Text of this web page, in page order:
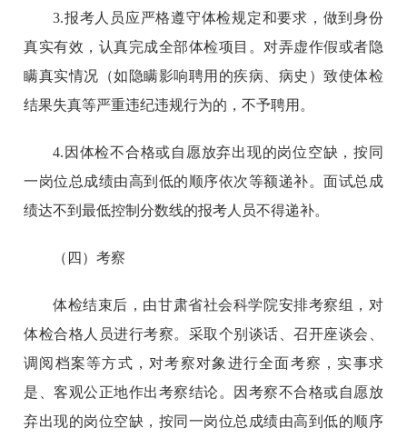
3.报考人员应严格遵守体检规定和要求，做到身份
真实有效，认真完成全部体检项目。对弄虚作假或者隐
瞒真实情况（如隐瞒影响聘用的疾病、病史）致使体检
结果失真等严重违纪违规行为的，不予聘用。
4.因体检不合格或自愿放弃出现的岗位空缺，按同
一岗位总成绩由高到低的顺序依次等额递补。面试总成
绩达不到最低控制分数线的报考人员不得递补。
（四）考察
体检结束后，由甘肃省社会科学院安排考察组，对
体检合格人员进行考察。采取个别谈话、召开座谈会、
调阅档案等方式，对考察对象进行全面考察，实事求
是、客观公正地作出考察结论。因考察不合格或自愿放
弃出现的岗位空缺，按同一岗位总成绩由高到低的顺序